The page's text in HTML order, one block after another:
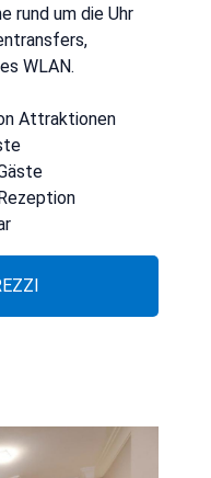
rund um die Uhr
WLAN.
Attraktionen